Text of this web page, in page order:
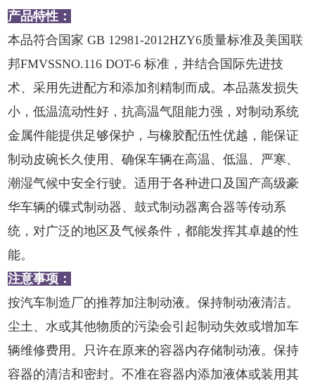
产品特性：
本品符合国家 GB 12981-2012HZY6质量标准及美国联
邦FMVSSNO.116 DOT-6 标准，并结合国际先进技
术、采用先进配方和添加剂精制而成。本品蒸发损失
小，低温流动性好，抗高温气阻能力强，对制动系统
金属件能提供足够保护，与橡胶配伍性优越，能保证
制动皮碗长久使用、确保车辆在高温、低温、严寒、
潮湿气候中安全行驶。适用于各种进口及国产高级豪
华车辆的碟式制动器、鼓式制动器离合器等传动系
统，对广泛的地区及气候条件，都能发挥其卓越的性
能。
注意事项：
按汽车制造厂的推荐加注制动液。保持制动液清洁。
尘土、水或其他物质的污染会引起制动失效或增加车
辆维修费用。只许在原来的容器内存储制动液。保持
容器的清洁和密封。不准在容器内添加液体或装用其